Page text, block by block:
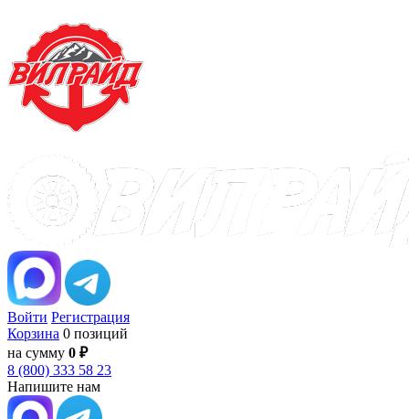
Войти Регистрация
Корзина 0 позиций
на сумму 0 ₽
8 (800) 333 58 23
Напишите нам